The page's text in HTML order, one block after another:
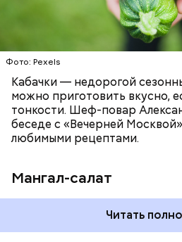
Фото: Pexels
Кабачки — недорогой
можно приготовить вкусно,
тонкости. Шеф-повар
беседе с «Вечерней
любимыми рецептами.
Мангал-салат
Читать
— Этот вариант кулича не
поэтому люди, которые